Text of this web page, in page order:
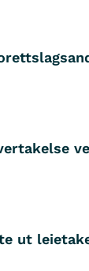
ut